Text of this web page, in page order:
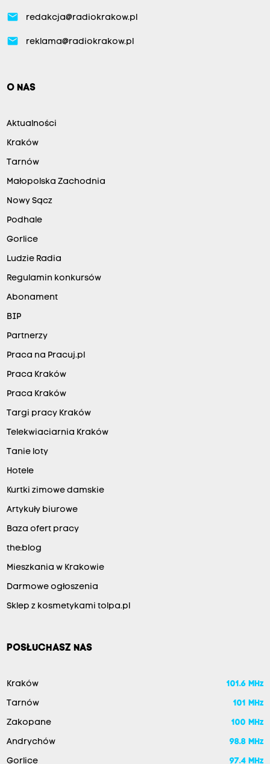
email redakcja@radiokrakow.pl
email reklama@radiokrakow.pl
O NAS
Aktualności
Kraków
Tarnów
Małopolska Zachodnia
Nowy Sącz
Podhale
Gorlice
Ludzie Radia
Regulamin konkursów
Abonament
BIP
Partnerzy
Praca na Pracuj.pl
Praca Kraków
Praca Kraków
Targi pracy Kraków
Telekwiaciarnia Kraków
Tanie loty
Hotele
Kurtki zimowe damskie
Artykuły biurowe
Baza ofert pracy
the:blog
Mieszkania w Krakowie
Darmowe ogłoszenia
Sklep z kosmetykami tolpa.pl
POSŁUCHASZ NAS
Kraków 101.6 MHz
Tarnów 101 MHz
Zakopane 100 MHz
Andrychów 98.8 MHz
Gorlice 97.4 MHz